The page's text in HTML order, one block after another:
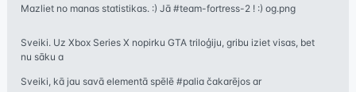
Mazliet no manas statistikas. :) Jā #team-fortress-2 ! :) og.png
Sveiki. Uz Xbox Series X nopirku GTA triloģiju, gribu iziet visas, bet
nu sāku a
Sveiki, kā jau savā elementā spēlē #palia čakarējos ar